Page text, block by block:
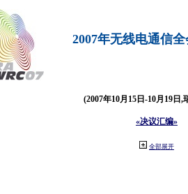
2007年无线电通信
(2007年10月15日-10月19日,
«决议汇编»
全部展开